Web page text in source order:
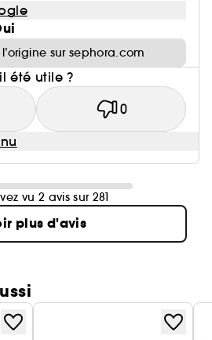
sur sephora.com
été utile ?
0
vu 2 avis sur 281
plus d'avis